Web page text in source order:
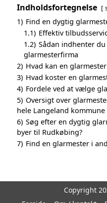
Indholdsfortegnelse
1) Find en dygtig
1.1) Effektiv
1.2) Sådan indhenter
glarmesterfirma
2) Hvad kan en
3) Hvad koster en
4) Fordele ved at vælge
5) Oversigt over
hele Langeland kommune
6) Søg efter en dygtig
byer til Rudkøbing?
7) Find en glarmester i
Copyright